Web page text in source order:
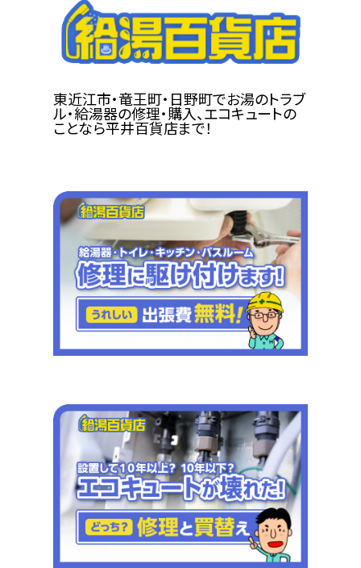
東近江市・竜王町・日野町でお湯のトラブ
ル・給湯器の修理・購入、エコキュートの
ことなら平井百貨店まで！